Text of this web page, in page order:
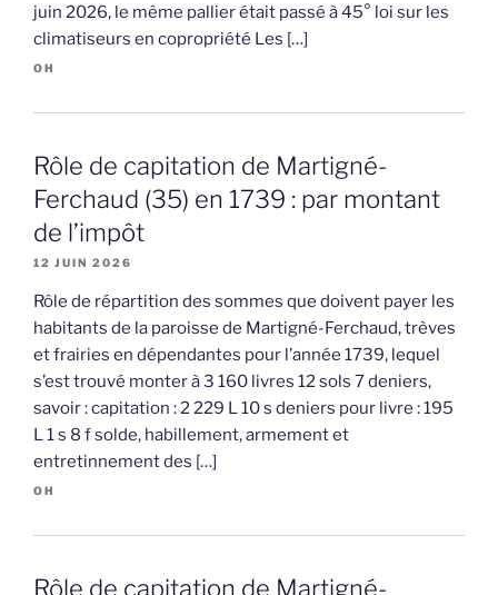
juin 2026, le même pallier était passé à 45° loi sur les
climatiseurs en copropriété Les […]
OH
Rôle de capitation de Martigné-
Ferchaud (35) en 1739 : par montant
de l’impôt
12 JUIN 2026
Rôle de répartition des sommes que doivent payer les
habitants de la paroisse de Martigné-Ferchaud, trèves
et frairies en dépendantes pour l’année 1739, lequel
s’est trouvé monter à 3 160 livres 12 sols 7 deniers,
savoir : capitation : 2 229 L 10 s deniers pour livre : 195
L 1 s 8 f solde, habillement, armement et
entretinnement des […]
OH
Rôle de capitation de Martigné-